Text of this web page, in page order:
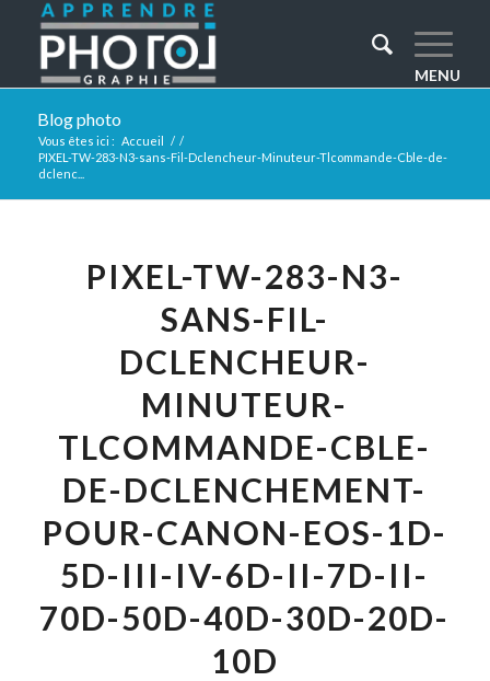
Blog photo
Vous êtes ici : Accueil / /
PIXEL-TW-283-N3-sans-Fil-Dclencheur-Minuteur-Tlcommande-Cble-de-
dclenc...
PIXEL-TW-283-N3-
SANS-FIL-
DCLENCHEUR-
MINUTEUR-
TLCOMMANDE-CBLE-
DE-DCLENCHEMENT-
POUR-CANON-EOS-1D-
5D-III-IV-6D-II-7D-II-
70D-50D-40D-30D-20D-
10D